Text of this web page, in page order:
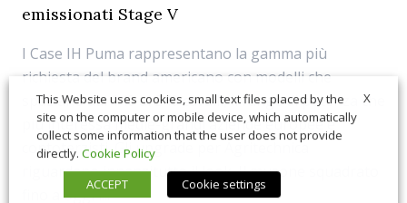
emissionati Stage V
I Case IH Puma rappresentano la gamma più
richiesta del brand americano con modelli che
spaziano dai 140 ai 240 cavalli, il range di potenza che
più interessa medie-grandi aziende europee e
contoterzisti. Gli upgrade per Agritechnica
riguardano innanzitutto il look. Il musone squadrato
fino a oggi i...
X
This Website uses cookies, small text files placed by the
site on the computer or mobile device, which automatically
collect some information that the user does not provide
directly. Cookie Policy
ACCEPT
Cookie settings